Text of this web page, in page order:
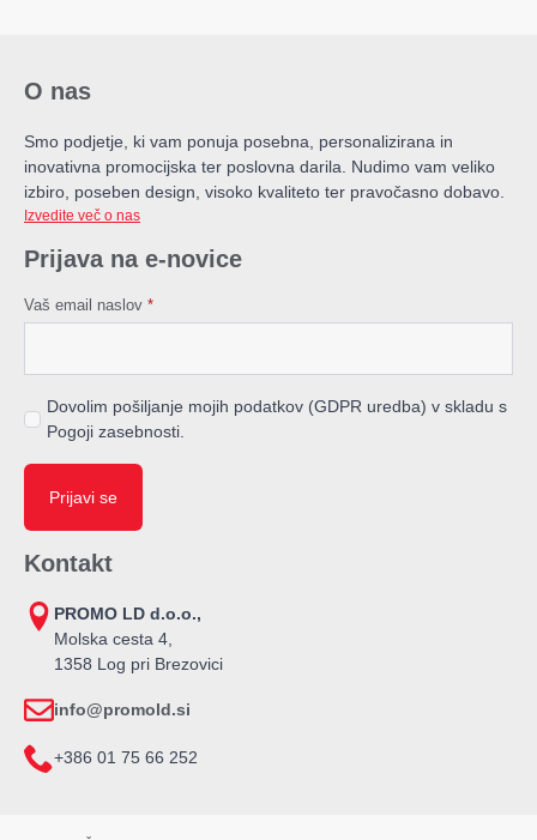
O nas
Smo podjetje, ki vam ponuja posebna, personalizirana in
inovativna promocijska ter poslovna darila. Nudimo vam veliko
izbiro, poseben design, visoko kvaliteto ter pravočasno dobavo.
Izvedite več o nas
Prijava na e-novice
Vaš email naslov *
Dovolim pošiljanje mojih podatkov (GDPR uredba) v skladu s
Pogoji zasebnosti.
Prijavi se
Kontakt
PROMO LD d.o.o.,
Molska cesta 4,
1358 Log pri Brezovici
info@promold.si
+386 01 75 66 252